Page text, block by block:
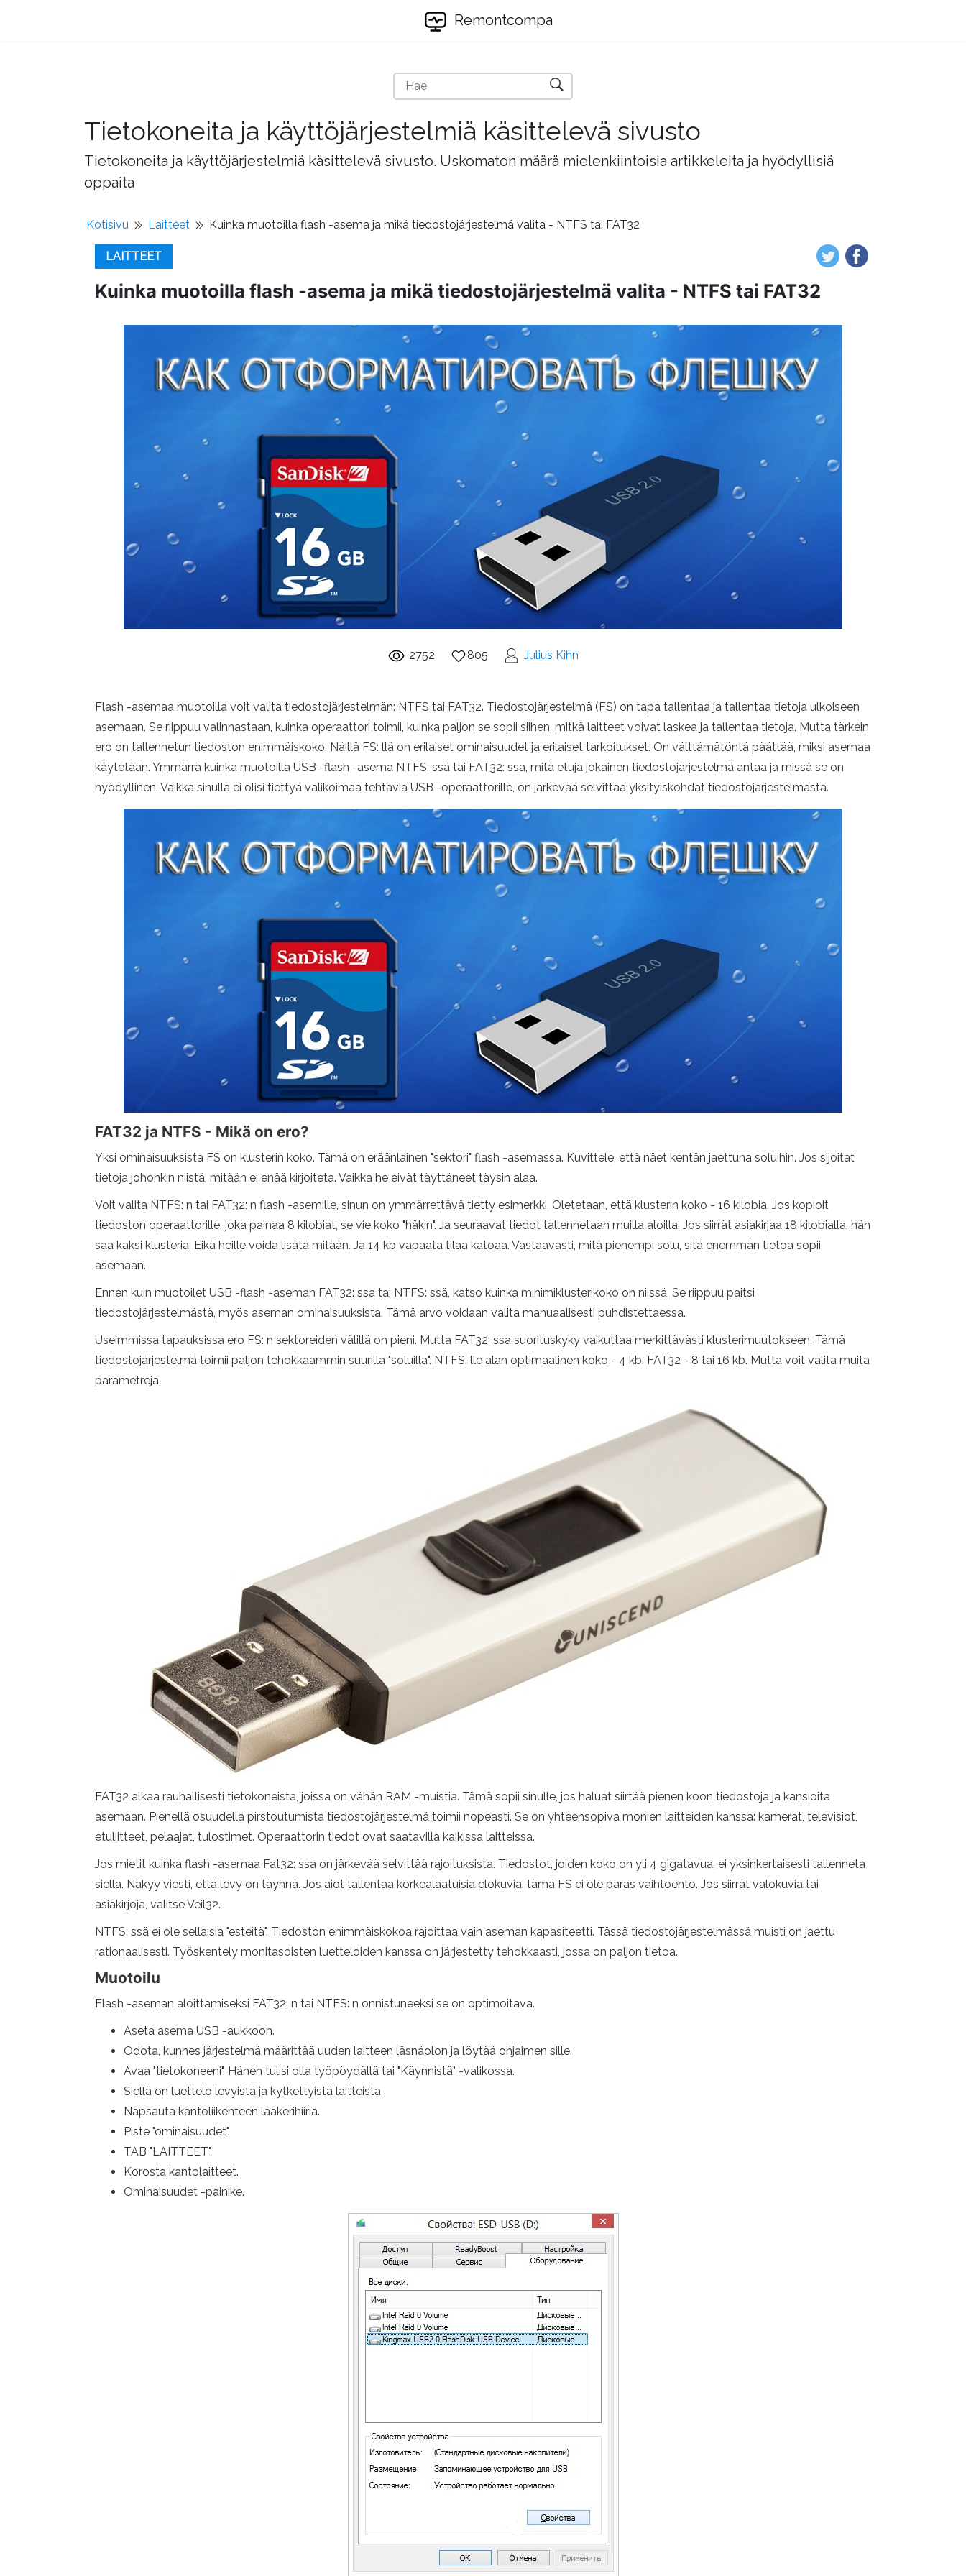
Remontcompa
Tietokoneita ja käyttöjärjestelmiä käsittelevä sivusto
Tietokoneita ja käyttöjärjestelmiä käsittelevä sivusto. Uskomaton määrä mielenkiintoisia artikkeleita ja hyödyllisiä
oppaita
Kotisivu Laitteet Kuinka muotoilla flash -asema ja mikä tiedostojärjestelmä valita - NTFS tai FAT32
LAITTEET
Kuinka muotoilla flash -asema ja mikä tiedostojärjestelmä valita - NTFS tai FAT32
2752 805 Julius Kihn
Flash -asemaa muotoilla voit valita tiedostojärjestelmän: NTFS tai FAT32. Tiedostojärjestelmä (FS) on tapa tallentaa ja tallentaa tietoja ulkoiseen
asemaan. Se riippuu valinnastaan, kuinka operaattori toimii, kuinka paljon se sopii siihen, mitkä laitteet voivat laskea ja tallentaa tietoja. Mutta tärkein
ero on tallennetun tiedoston enimmäiskoko. Näillä FS: llä on erilaiset ominaisuudet ja erilaiset tarkoitukset. On välttämätöntä päättää, miksi asemaa
käytetään. Ymmärrä kuinka muotoilla USB -flash -asema NTFS: ssä tai FAT32: ssa, mitä etuja jokainen tiedostojärjestelmä antaa ja missä se on
hyödyllinen. Vaikka sinulla ei olisi tiettyä valikoimaa tehtäviä USB -operaattorille, on järkevää selvittää yksityiskohdat tiedostojärjestelmästä.
FAT32 ja NTFS - Mikä on ero?
Yksi ominaisuuksista FS on klusterin koko. Tämä on eräänlainen "sektori" flash -asemassa. Kuvittele, että näet kentän jaettuna soluihin. Jos sijoitat
tietoja johonkin niistä, mitään ei enää kirjoiteta. Vaikka he eivät täyttäneet täysin alaa.
Voit valita NTFS: n tai FAT32: n flash -asemille, sinun on ymmärrettävä tietty esimerkki. Oletetaan, että klusterin koko - 16 kilobia. Jos kopioit
tiedoston operaattorille, joka painaa 8 kilobiat, se vie koko "häkin". Ja seuraavat tiedot tallennetaan muilla aloilla. Jos siirrät asiakirjaa 18 kilobialla, hän
saa kaksi klusteria. Eikä heille voida lisätä mitään. Ja 14 kb vapaata tilaa katoaa. Vastaavasti, mitä pienempi solu, sitä enemmän tietoa sopii
asemaan.
Ennen kuin muotoilet USB -flash -aseman FAT32: ssa tai NTFS: ssä, katso kuinka minimiklusterikoko on niissä. Se riippuu paitsi
tiedostojärjestelmästä, myös aseman ominaisuuksista. Tämä arvo voidaan valita manuaalisesti puhdistettaessa.
Useimmissa tapauksissa ero FS: n sektoreiden välillä on pieni. Mutta FAT32: ssa suorituskyky vaikuttaa merkittävästi klusterimuutokseen. Tämä
tiedostojärjestelmä toimii paljon tehokkaammin suurilla "soluilla". NTFS: lle alan optimaalinen koko - 4 kb. FAT32 - 8 tai 16 kb. Mutta voit valita muita
parametreja.
FAT32 alkaa rauhallisesti tietokoneista, joissa on vähän RAM -muistia. Tämä sopii sinulle, jos haluat siirtää pienen koon tiedostoja ja kansioita
asemaan. Pienellä osuudella pirstoutumista tiedostojärjestelmä toimii nopeasti. Se on yhteensopiva monien laitteiden kanssa: kamerat, televisiot,
etuliitteet, pelaajat, tulostimet. Operaattorin tiedot ovat saatavilla kaikissa laitteissa.
Jos mietit kuinka flash -asemaa Fat32: ssa on järkevää selvittää rajoituksista. Tiedostot, joiden koko on yli 4 gigatavua, ei yksinkertaisesti tallenneta
siellä. Näkyy viesti, että levy on täynnä. Jos aiot tallentaa korkealaatuisia elokuvia, tämä FS ei ole paras vaihtoehto. Jos siirrät valokuvia tai
asiakirjoja, valitse Veil32.
NTFS: ssä ei ole sellaisia ​​"esteitä". Tiedoston enimmäiskokoa rajoittaa vain aseman kapasiteetti. Tässä tiedostojärjestelmässä muisti on jaettu
rationaalisesti. Työskentely monitasoisten luetteloiden kanssa on järjestetty tehokkaasti, jossa on paljon tietoa.
Muotoilu
Flash -aseman aloittamiseksi FAT32: n tai NTFS: n onnistuneeksi se on optimoitava.
Aseta asema USB -aukkoon.
Odota, kunnes järjestelmä määrittää uuden laitteen läsnäolon ja löytää ohjaimen sille.
Avaa "tietokoneeni". Hänen tulisi olla työpöydällä tai "Käynnistä" -valikossa.
Siellä on luettelo levyistä ja kytkettyistä laitteista.
Napsauta kantoliikenteen laakerihiiriä.
Piste "ominaisuudet".
TAB "LAITTEET".
Korosta kantolaitteet.
Ominaisuudet -painike.